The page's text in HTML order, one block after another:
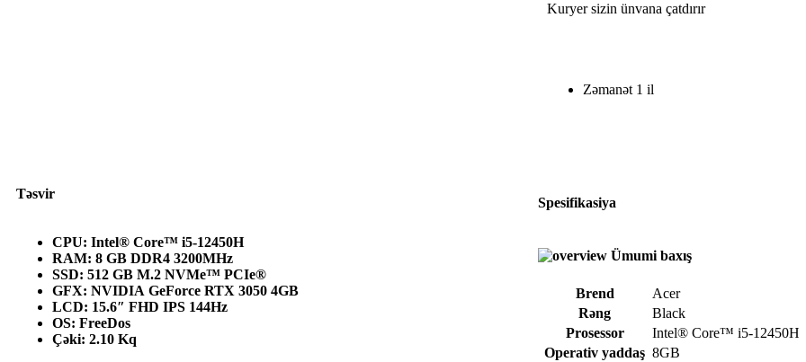
Kuryer sizin ünvana çatdırır
Zəmanət 1 il
Təsvir
CPU: Intel® Core™ i5-12450H
RAM: 8 GB DDR4 3200MHz
SSD: 512 GB M.2 NVMe™ PCIe®
GFX: NVIDIA GeForce RTX 3050 4GB
LCD: 15.6″ FHD IPS 144Hz
OS: FreeDos
Çəki: 2.10 Kq
Spesifikasiya
Ümumi baxış
Brend
Acer
Rəng
Black
Prosessor
Intel® Core™ i5-12450H
Operativ yaddaş 8GB